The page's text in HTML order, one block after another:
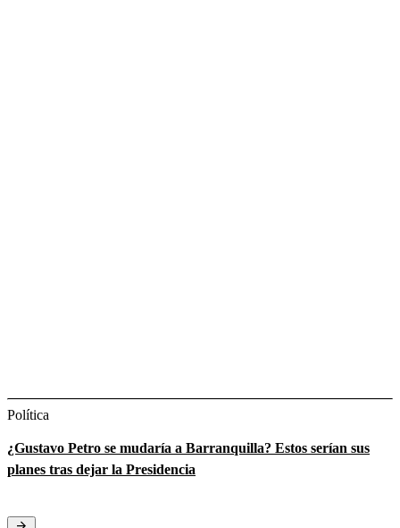
Política
¿Gustavo Petro se mudaría a Barranquilla? Estos serían sus
planes tras dejar la Presidencia